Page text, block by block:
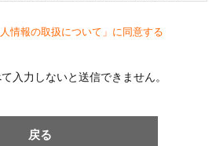
管理等の契約を締結し、契約に基づく役務
めに、購入希望・売却希望・賃貸希望等
流通機構（宅地建物取引業法により、国土
人情報の取扱について」に同意する
入力しないと送信できません。
戻る